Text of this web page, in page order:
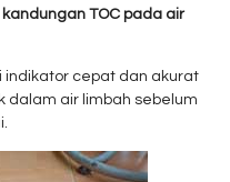
kandungan TOC pada air
indikator cepat dan akurat
dalam air limbah sebelum